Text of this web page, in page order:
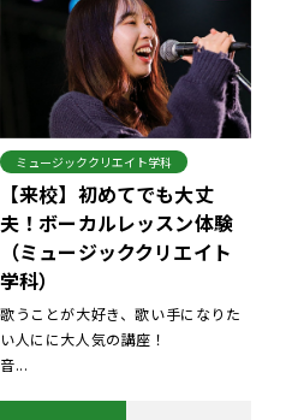
ミュージッククリエイト学科
【来校】初めてでも大丈
夫！ボーカルレッスン体験
（ミュージッククリエイト
学科）
歌うことが大好き、歌い手になりた
い人にに大人気の講座！
音...